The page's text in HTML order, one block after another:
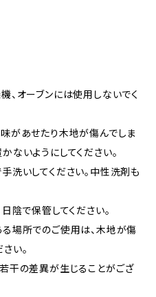
、オーブンには使用しないでく
があせたり木地が傷んでしま
ないようにしてください。
洗いしてください。中性洗剤も
陰で保管してください。
場所でのご使用は、木地が傷
い。
干の差異が生じることがござ